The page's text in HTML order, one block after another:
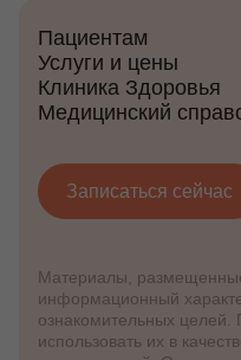
Пациентам
Услуги и цены
Клиника Здоровья
Медицинский
Записаться сейчас
Материалы,
информационный
ознакомительных целей.
использовать их в